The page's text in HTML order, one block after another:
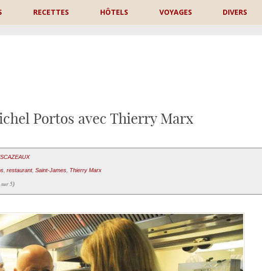
RECETTES HÔTELS VOYAGES DIVERS
Portos avec Thierry Marx
, restaurant, Saint-James, Thierry Marx
5)